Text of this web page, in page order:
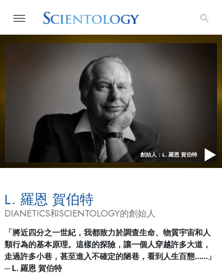
創始人：L. 羅恩 賀伯特
L. 羅恩 賀伯特
DIANETICS和SCIENTOLOGY的創始人
「將近四分之一世紀，我都致力於調查生命、物質宇宙和人
類行為的基本原理。這樣的探險，讓一個人穿越許多大道，
走過許多小巷，甚至進入不確定的陋巷，看到人生百態……」
─ L. 羅恩 賀伯特